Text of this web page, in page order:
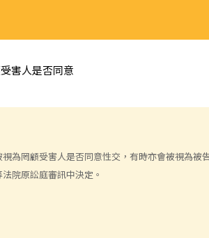
害人是否同意
為罔顧受害人是否同意性交，有時亦會被視為被
院原訟庭審訊中決定。